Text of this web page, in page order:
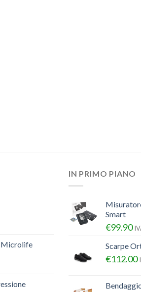
Microlife
IN PRIMO PIANO
Smart
€99.90
Scarpe
€112.00